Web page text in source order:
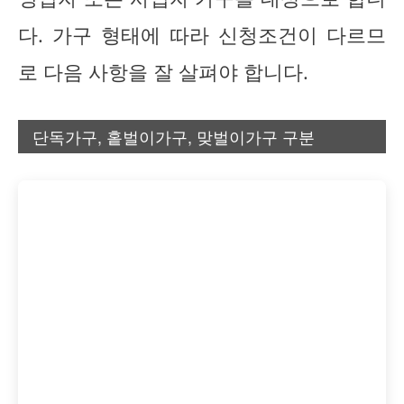
다. 가구 형태에 따라 신청조건이 다르므
로 다음 사항을 잘 살펴야 합니다.
단독가구, 홑벌이가구, 맞벌이가구 구분